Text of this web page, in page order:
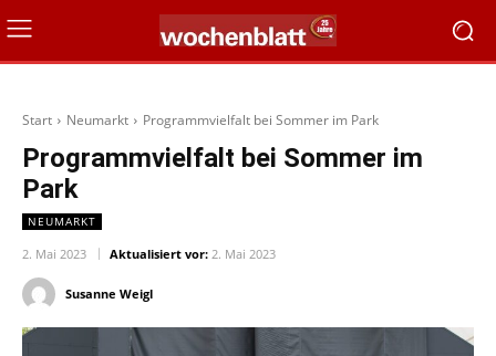
Start Neumarkt Programmvielfalt bei Sommer im Park
Programmvielfalt bei Sommer im
Park
NEUMARKT
2. Mai 2023 Aktualisiert vor: 2. Mai 2023
Susanne Weigl